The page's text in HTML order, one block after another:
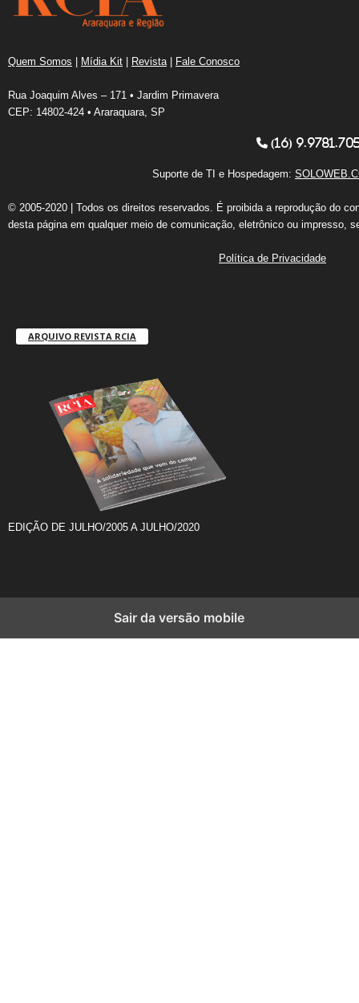
Quem Somos | Mídia Kit | Revista | Fale Conosco
Rua Joaquim Alves – 171 • Jardim Primavera
CEP: 14802-424 • Araraquara, SP
(16)
Suporte de TI e Hospedagem:
© 2005-2020 | Todos os direitos reservados. É proibida a reprodução do
desta página em qualquer meio de comunicação, eletrônico ou impresso,
Política de Privacidade
ARQUIVO REVISTA RCIA
EDIÇÃO DE JULHO/2005 A JULHO/2020
Sair da versão mobile